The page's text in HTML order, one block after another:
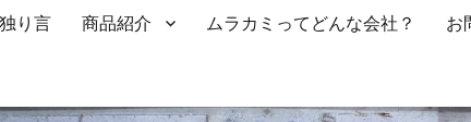
り言 商品紹介 ムラカミってどんな会社？ お